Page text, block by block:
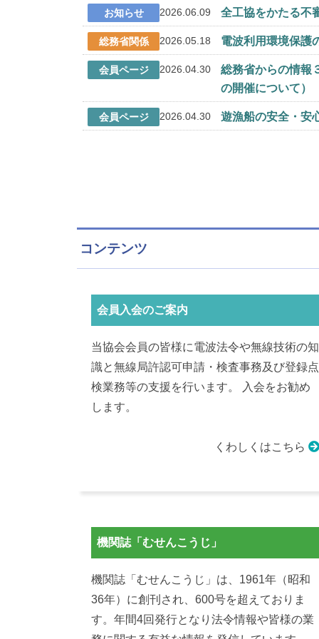
コンテンツ
会員入会のご案内
当協会会員の皆様に電波法令や無線技術の知
識と無線局許認可申請・検査事務及び登録点
検業務等の支援を行います。 入会をお勧め
します。
くわしくはこちら
機関誌「むせんこうじ」
機関誌「むせんこうじ」は、1961年（昭和
36年）に創刊され、600号を超えておりま
す。年間4回発行となり法令情報や皆様の業